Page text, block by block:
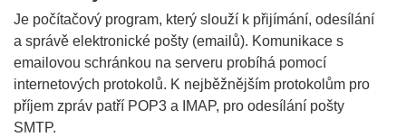
Je počítačový program, který slouží k přijímání, odesílání
a správě elektronické pošty (emailů). Komunikace s
emailovou schránkou na serveru probíhá pomocí
internetových protokolů. K nejběžnějším protokolům pro
příjem zpráv patří POP3 a IMAP, pro odesílání pošty
SMTP.